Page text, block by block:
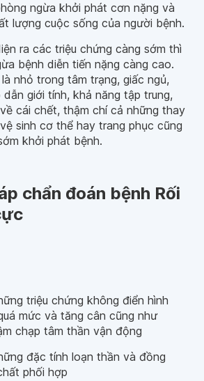
ngừa khởi phát cơn nặng và
lượng cuộc sống của người bệnh.
ra các triệu chứng càng sớm thì
bệnh diễn tiến nặng càng cao.
nhỏ trong tâm trạng, giấc ngủ,
giới tính, khả năng tập trung,
cái chết, thậm chí cả những thay
sinh cơ thể hay trang phục cũng
khởi phát bệnh.
chẩn đoán bệnh Rối
triệu chứng không điển hình
mức và tăng cân cũng như
chạp tâm thần vận động
đặc tính loạn thần và đồng
phối hợp